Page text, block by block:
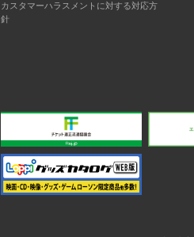
カスタマーハラスメントに対する対応方
針